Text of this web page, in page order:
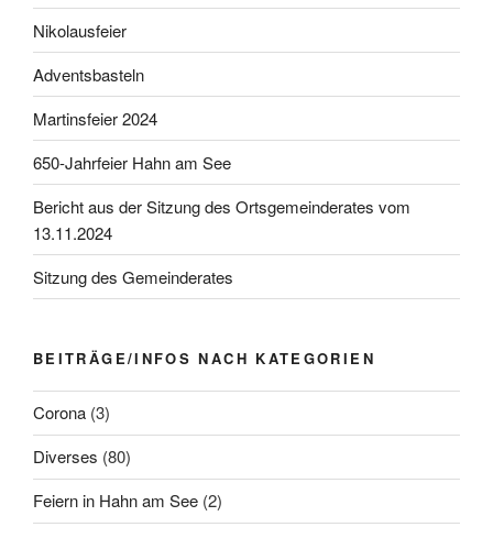
Nikolausfeier
Adventsbasteln
Martinsfeier 2024
650-Jahrfeier Hahn am See
Bericht aus der Sitzung des Ortsgemeinderates vom
13.11.2024
Sitzung des Gemeinderates
BEITRÄGE/INFOS NACH KATEGORIEN
Corona (3)
Diverses (80)
Feiern in Hahn am See (2)